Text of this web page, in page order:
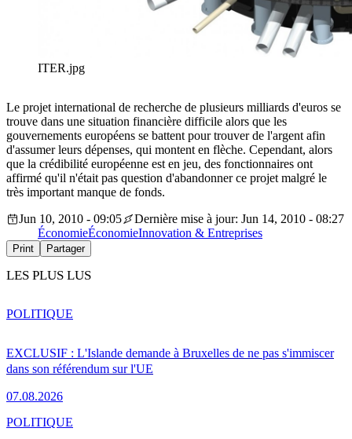
ITER.jpg
Le projet international de recherche de plusieurs milliards d'euros se
trouve dans une situation financière difficile alors que les
gouvernements européens se battent pour trouver de l'argent afin
d'assumer leurs dépenses, qui montent en flèche. Cependant, alors
que la crédibilité européenne est en jeu, des fonctionnaires ont
affirmé qu'il n'était pas question d'abandonner ce projet malgré le
très important manque de fonds.
Jun 10, 2010 - 09:05
Dernière mise à jour: Jun 14, 2010 - 08:27
ÉconomieÉconomieInnovation & Entreprises
Print Partager
LES PLUS LUS
EXCLUSIF : L'Islande demande à Bruxelles de ne pas s'immiscer
dans son référendum sur l'UE
07.08.2026
POLITIQUE
POLITIQUE